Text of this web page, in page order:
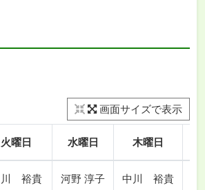
画面サイズで表示
火曜日 水曜日 木曜日
川 裕貴
河野 淳子
中川 裕貴